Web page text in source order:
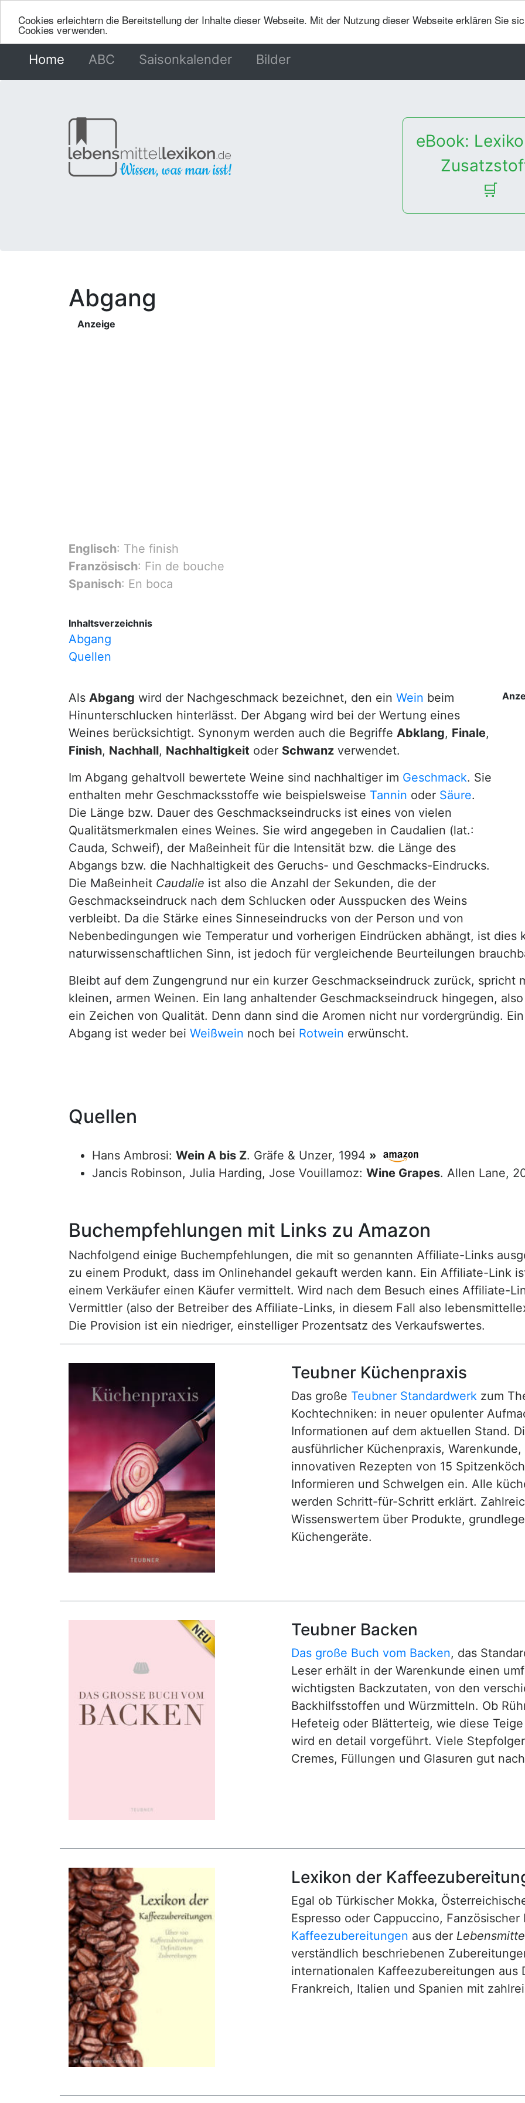
Cookies erleichtern die Bereitstellung der Inhalte dieser Webseite. Mit der Nutzung dieser Webseite erklären Sie
Cookies verwenden.
Home (current)
ABC Saisonkalender Bilder
eBook:
🛒
Abgang
Anzeige
Englisch: The finish
Französisch: Fin de bouche
Spanisch: En boca
Inhaltsverzeichnis
Abgang
Quellen
Als Abgang wird der Nachgeschmack bezeichnet, den ein Wein beim
Hinunterschlucken hinterlässt. Der Abgang wird bei der Wertung eines
Weines berücksichtigt. Synonym werden auch die Begriffe Abklang, Finale,
Finish, Nachhall, Nachhaltigkeit oder Schwanz verwendet.
Im Abgang gehaltvoll bewertete Weine sind nachhaltiger im Geschmack. Sie
enthalten mehr Geschmacksstoffe wie beispielsweise Tannin oder Säure.
Die Länge bzw. Dauer des Geschmackseindrucks ist eines von vielen
Qualitätsmerkmalen eines Weines. Sie wird angegeben in Caudalien (lat.:
Cauda, Schweif), der Maßeinheit für die Intensität bzw. die Länge des
Abgangs bzw. die Nachhaltigkeit des Geruchs- und Geschmacks-Eindrucks.
Die Maßeinheit Caudalie ist also die Anzahl der Sekunden, die der
Geschmackseindruck nach dem Schlucken oder Ausspucken des Weins
verbleibt. Da die Stärke eines Sinneseindrucks von der Person und von
Nebenbedingungen wie Temperatur und vorherigen Eindrücken abhängt, ist dies
naturwissenschaftlichen Sinn, ist jedoch für vergleichende Beurteilungen
Bleibt auf dem Zungengrund nur ein kurzer Geschmackseindruck zurück, spricht
kleinen, armen Weinen. Ein lang anhaltender Geschmackseindruck hingegen,
ein Zeichen von Qualität. Denn dann sind die Aromen nicht nur vordergründig.
Abgang ist weder bei Weißwein noch bei Rotwein erwünscht.
Quellen
Hans Ambrosi: Wein A bis Z. Gräfe & Unzer, 1994 »
Jancis Robinson, Julia Harding, Jose Vouillamoz: Wine Grapes. Allen Lane,
Buchempfehlungen mit Links zu Amazon
Nachfolgend einige Buchempfehlungen, die mit so genannten Affiliate-Links
zu einem Produkt, dass im Onlinehandel gekauft werden kann. Ein Affiliate-Link
einem Verkäufer einen Käufer vermittelt. Wird nach dem Besuch eines Affiliate-
Vermittler (also der Betreiber des Affiliate-Links, in diesem Fall also
Die Provision ist ein niedriger, einstelliger Prozentsatz des Verkaufswertes.
Teubner Küchenpraxis
Das große Teubner Standardwerk zum
Kochtechniken: in neuer opulenter
Informationen auf dem aktuellen Stand.
ausführlicher Küchenpraxis,
innovativen Rezepten von 15
Informieren und Schwelgen ein. Alle
werden Schritt-für-Schritt erklärt.
Wissenswertem über Produkte,
Küchengeräte.
Teubner Backen
Das große Buch vom Backen, das
Leser erhält in der Warenkunde einen
wichtigsten Backzutaten, von den
Backhilfsstoffen und Würzmitteln. Ob
Hefeteig oder Blätterteig, wie diese
wird en detail vorgeführt. Viele
Cremes, Füllungen und Glasuren gut
Lexikon der
Egal ob Türkischer Mokka,
Espresso oder Cappuccino,
Kaffeezubereitungen aus der
verständlich beschriebenen
internationalen Kaffeezubereitungen aus
Frankreich, Italien und Spanien mit